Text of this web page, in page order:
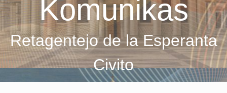
Komunikas
Retagentejo de la Esperanta
Civito